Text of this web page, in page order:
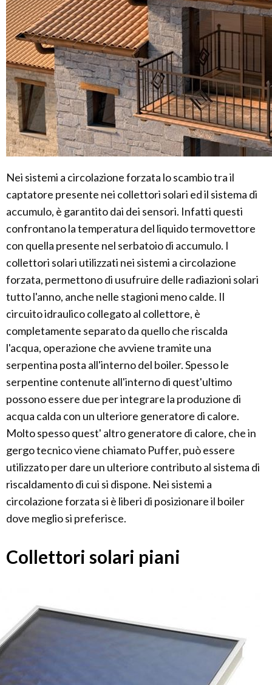
Nei sistemi a circolazione forzata lo scambio tra il
captatore presente nei collettori solari ed il sistema di
accumulo, è garantito dai dei sensori. Infatti questi
confrontano la temperatura del liquido termovettore
con quella presente nel serbatoio di accumulo. I
collettori solari utilizzati nei sistemi a circolazione
forzata, permettono di usufruire delle radiazioni solari
tutto l'anno, anche nelle stagioni meno calde. Il
circuito idraulico collegato al collettore, è
completamente separato da quello che riscalda
l'acqua, operazione che avviene tramite una
serpentina posta all'interno del boiler. Spesso le
serpentine contenute all'interno di quest'ultimo
possono essere due per integrare la produzione di
acqua calda con un ulteriore generatore di calore.
Molto spesso quest' altro generatore di calore, che in
gergo tecnico viene chiamato Puffer, può essere
utilizzato per dare un ulteriore contributo al sistema di
riscaldamento di cui si dispone. Nei sistemi a
circolazione forzata si è liberi di posizionare il boiler
dove meglio si preferisce.
Collettori solari piani